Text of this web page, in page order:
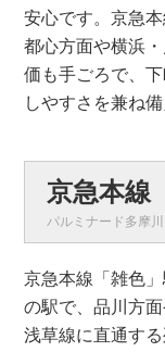
安心です。京急
都心方面や横浜
価も手ごろで、
しやすさを兼ね
京急本線
パルミナード多摩川
京急本線「雑色
の駅で、品川方
浅草線に直通す